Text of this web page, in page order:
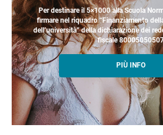
Per destinare il 5×1000 alla Scuola
firmare nel riquadro “Finanziamento
dell’università” della dichiarazione dei
fiscale
PIÙ INFO